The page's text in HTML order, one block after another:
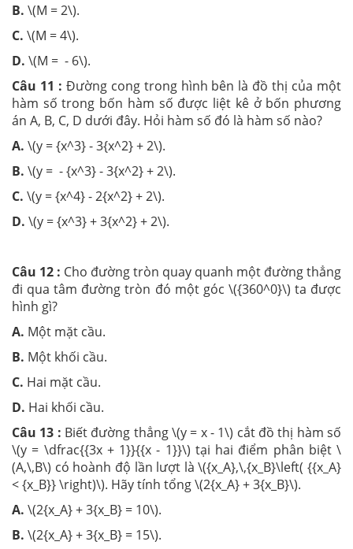
B. \(M = 2\).
C. \(M = 4\).
D. \(M = - 6\).
Câu 11 : Đường cong trong hình bên là đồ thị của một
hàm số trong bốn hàm số được liệt kê ở bốn phương
án A, B, C, D dưới đây. Hỏi hàm số đó là hàm số nào?
A. \(y = {x^3} - 3{x^2} + 2\).
B. \(y = - {x^3} - 3{x^2} + 2\).
C. \(y = {x^4} - 2{x^2} + 2\).
D. \(y = {x^3} + 3{x^2} + 2\).
Câu 12 : Cho đường tròn quay quanh một đường thẳng
đi qua tâm đường tròn đó một góc \({360^0}\) ta được
hình gì?
A. Một mặt cầu.
B. Một khối cầu.
C. Hai mặt cầu.
D. Hai khối cầu.
Câu 13 : Biết đường thẳng \(y = x - 1\) cắt đồ thị hàm số
\(y = \dfrac{{3x + 1}}{{x - 1}}\) tại hai điểm phân biệt \
(A,\,B\) có hoành độ lần lượt là \({x_A},\,{x_B}\left( {{x_A}
< {x_B}} \right)\). Hãy tính tổng \(2{x_A} + 3{x_B}\).
A. \(2{x_A} + 3{x_B} = 10\).
B. \(2{x_A} + 3{x_B} = 15\).